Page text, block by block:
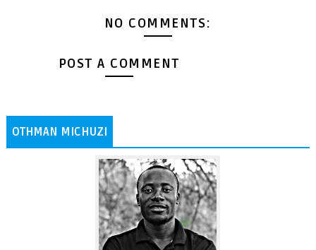
NO COMMENTS:
POST A COMMENT
OTHMAN MICHUZI